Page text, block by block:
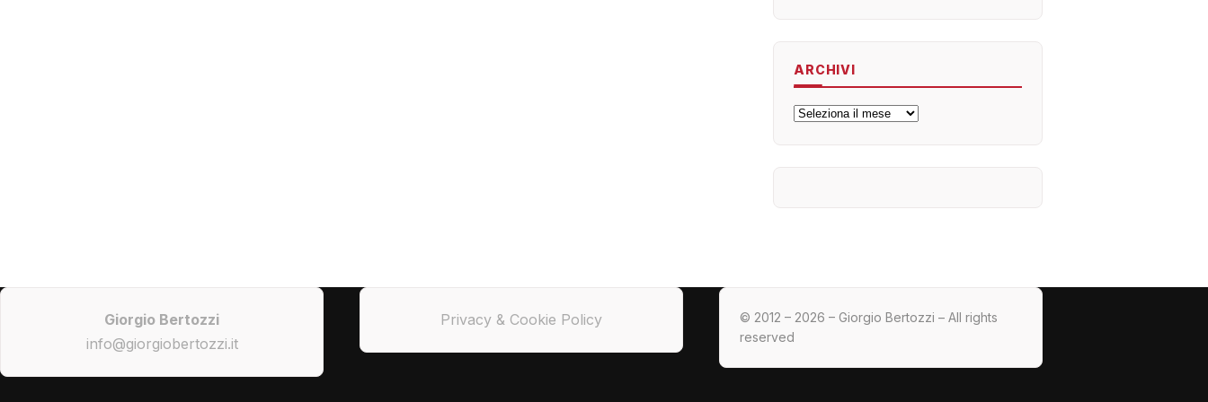
ARCHIVI
Archivi
Giorgio Bertozzi
info@giorgiobertozzi.it
Privacy & Cookie Policy
© 2012 – 2026 – Giorgio Bertozzi – All rights
reserved